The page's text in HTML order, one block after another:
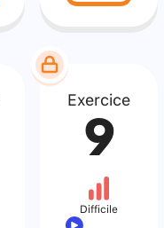
Exercice
9
Difficile